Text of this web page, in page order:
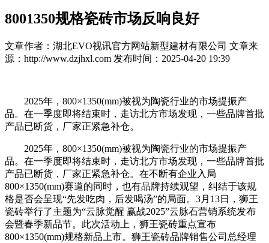
8001350规格瓷砖市场反响良好
文章作者：湖北EVO视讯官方网站新型建材有限公司 文章来
源：http://www.dzjhxl.com 发布时间：2025-04-20 19:39
2025年，800×1350(mm)被视为陶瓷行业的市场提振产
品。在一季度即将结束时，走访北方市场发现，一些品牌首批
产品已断货，厂家正紧急补仓。
2025年，800×1350(mm)被视为陶瓷行业的市场提振产
品。在一季度即将结束时，走访北方市场发现，一些品牌首批
产品已断货，厂家正紧急补仓。在不断有企业入局
800×1350(mm)赛道的同时，也有品牌持续观望，纠结于该规
格是否会呈现“先发吃肉，后发喝汤”的局面。3月13日，狮王
瓷砖举行了主题为“云脉觉醒 赢战2025”云脉石营销系统发布
会暨春季新品节。此次活动上，狮王瓷砖重点宣布
800×1350(mm)规格新品上市。狮王瓷砖品牌销售公司总经理